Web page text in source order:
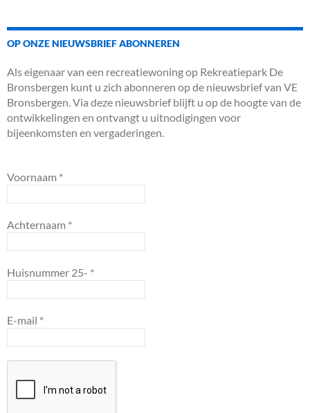
OP ONZE NIEUWSBRIEF ABONNEREN
Als eigenaar van een recreatiewoning op Rekreatiepark De
Bronsbergen kunt u zich abonneren op de nieuwsbrief van VE
Bronsbergen. Via deze nieuwsbrief blijft u op de hoogte van de
ontwikkelingen en ontvangt u uitnodigingen voor
bijeenkomsten en vergaderingen.
Voornaam *
Achternaam *
Huisnummer 25- *
E-mail *